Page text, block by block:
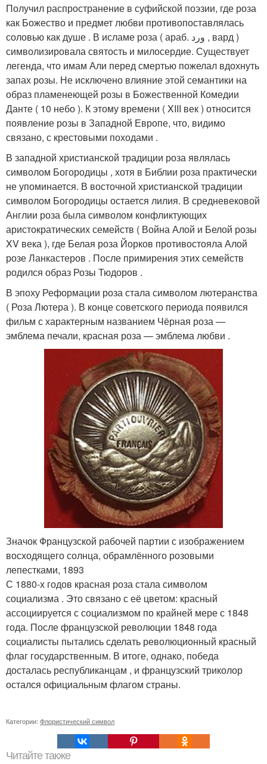
Получил распространение в суфийской поэзии, где роза
как Божество и предмет любви противопоставлялась
соловью как душе . В исламе роза ( араб. ورد ‎, вард )
символизировала святость и милосердие. Существует
легенда, что имам Али перед смертью пожелал вдохнуть
запах розы. Не исключено влияние этой семантики на
образ пламенеющей розы в Божественной Комедии
Данте ( 10 небо ). К этому времени ( XIII век ) относится
появление розы в Западной Европе, что, видимо
связано, с крестовыми походами .
В западной христианской традиции роза являлась
символом Богородицы , хотя в Библии роза практически
не упоминается. В восточной христианской традиции
символом Богородицы остается лилия. В средневековой
Англии роза была символом конфликтующих
аристократических семейств ( Война Алой и Белой розы
XV века ), где Белая роза Йорков противостояла Алой
розе Ланкастеров . После примирения этих семейств
родился образ Розы Тюдоров .
В эпоху Реформации роза стала символом лютеранства
( Роза Лютера ). В конце советского периода появился
фильм с характерным названием Чёрная роза —
эмблема печали, красная роза — эмблема любви .
Значок Французской рабочей партии с изображением
восходящего солнца, обрамлённого розовыми
лепестками, 1893
С 1880-х годов красная роза стала символом
социализма . Это связано с её цветом: красный
ассоциируется с социализмом по крайней мере с 1848
года. После французской революции 1848 года
социалисты пытались сделать революционный красный
флаг государственным. В итоге, однако, победа
досталась республиканцам , и французский триколор
остался официальным флагом страны.
Категории: Флористический символ
Читайте также